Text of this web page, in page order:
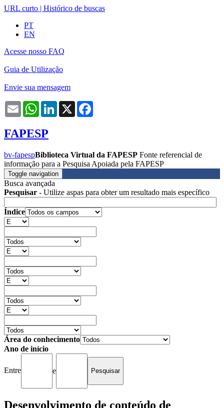
URL curto | Histórico de buscas
PT
EN
Acesse nosso FAQ
Guia de Utilização
Envie sua mensagem
Email WhatsAppLinkedIn
X
FAPESP
bv-fapespBiblioteca Virtual da FAPESP Fonte referencial de
informação para a Pesquisa Apoiada pela FAPESP
Toggle navigation
Busca avançada
Pesquisar - Utilize aspas para obter um resultado mais específico
Índice
Área do conhecimento
Ano de início
Entre e
Desenvolvimento de conteúdo de